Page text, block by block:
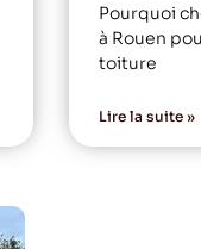
Pourquoi
à Rouen
toiture
Lire la suite »